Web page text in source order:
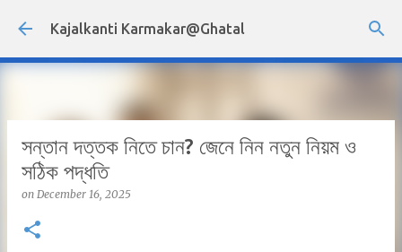
Skip to main content
Kajalkanti Karmakar@Ghatal
সন্তান দত্তক নিতে চান? জেনে নিন নতুন নিয়ম ও
সঠিক পদ্ধতি
on December 16, 2025